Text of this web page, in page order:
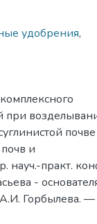
удобрения,
при
и
науч.-практ.
-
Горбылева. —